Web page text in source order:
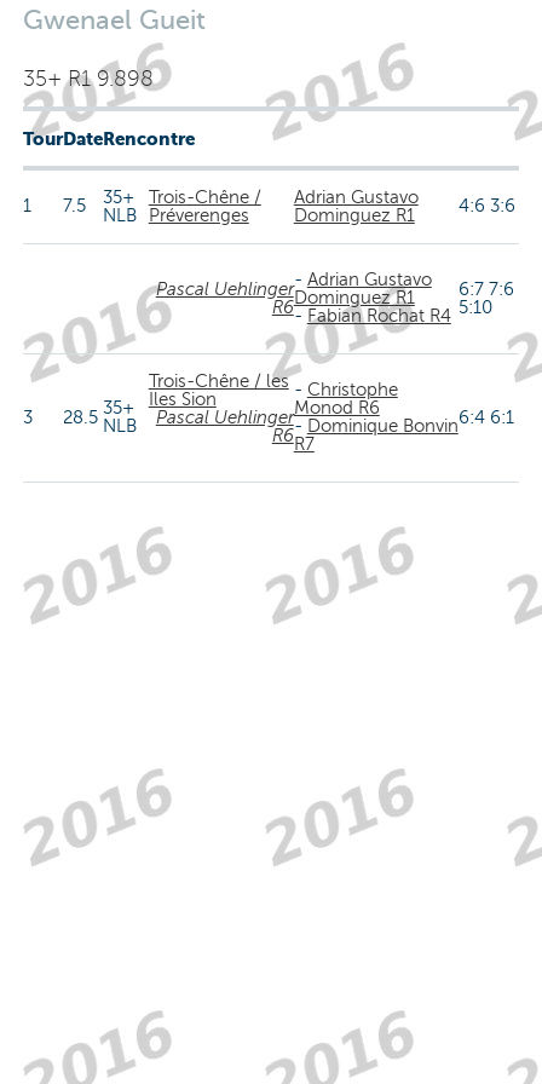
Gwenael Gueit
35+ R1 9.898
TourDateRencontre
1 7.5
35+
NLB
Trois-Chêne /
Préverenges
Adrian Gustavo
Dominguez R1
4:6 3:6
Pascal Uehlinger
R6
- Adrian Gustavo
Dominguez R1
- Fabian Rochat R4
6:7 7:6
5:10
3 28.5 35+
NLB
Trois-Chêne / les
Iles Sion
Pascal Uehlinger
R6
- Christophe
Monod R6
- Dominique Bonvin
R7
6:4 6:1